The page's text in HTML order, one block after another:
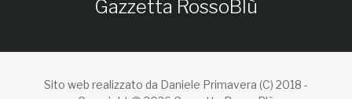
Gazzetta RossoBlù
Sito web realizzato da Daniele Primavera (C) 2018 -